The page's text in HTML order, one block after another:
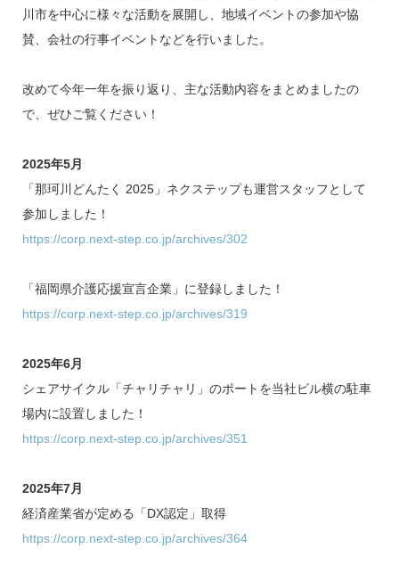
川市を中心に様々な活動を展開し、地域イベントの参加や協
賛、会社の行事イベントなどを行いました。
改めて今年一年を振り返り、主な活動内容をまとめましたの
で、ぜひご覧ください！
2025年5月
「那珂川どんたく 2025」ネクステップも運営スタッフとして
参加しました！
https://corp.next-step.co.jp/archives/302
「福岡県介護応援宣言企業」に登録しました！
https://corp.next-step.co.jp/archives/319
2025年6月
シェアサイクル「チャリチャリ」のポートを当社ビル横の駐車
場内に設置しました！
https://corp.next-step.co.jp/archives/351
2025年7月
経済産業省が定める「DX認定」取得
https://corp.next-step.co.jp/archives/364